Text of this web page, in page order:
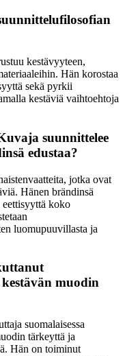
kestävyyteen,
Hän korostaa
sekä pyrkii
kestäviä vaihtoehtoja
suunnittelee
edustaa?
jotka ovat
Hänen brändinsä
koko
luomupuuvillasta ja
muodin
suomalaisessa
tärkeyttä ja
Hän on toiminut